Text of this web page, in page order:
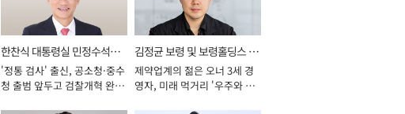
한찬식 대통령실 민정수석비
서관
'정통 검사' 출신, 공소청·중수
청 출범 앞두고 검찰개혁 완수
김정균 보령 및 보령홀딩스 대
표이사 사장
제약업계의 젊은 오너 3세 경
영자, 미래 먹거리 '우주와 헬